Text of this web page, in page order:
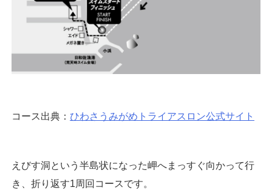
コース出典： ひわさうみがめトライアスロン公式サイト
えびす洞という半島状になった岬へまっすぐ向かって行
き、折り返す1周回コースです。